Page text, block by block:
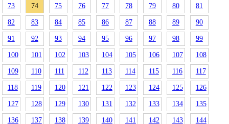
73 74 75 76 77 78 79 80 81
82 83 84 85 86 87 88 89 90
91 92 93 94 95 96 97 98 99
100 101 102 103 104 105 106 107 108
109 110 111 112 113 114 115 116 117
118 119 120 121 122 123 124 125 126
127 128 129 130 131 132 133 134 135
136 137 138 139 140 141 142 143 144